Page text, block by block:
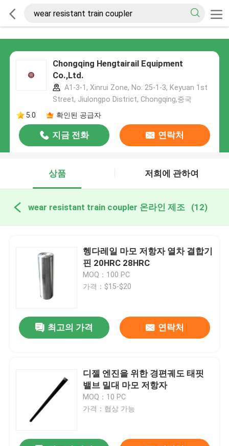
Chongqing Hengtairail Equipment
Co.,Ltd.
A1-3-1, Xinrui Zone, No. 25-1-3, Keyuan 1st
Street, Jiulongpo District, Chongqing,중국
5.0
확인된 공급자
지금 전화 연락처
상품 저희에 관하여
wear resistant train coupler 온라인 제조 (12)
헹다레일 마모 저항자 열차 결합기
핀 20HRC 28HRC
MOQ：100 PC
가격：$15-$20
최고의 가격 연락처
디젤 엔진을 위한 경편궤도 태핏
밸브 밀대 마모 저항자
MOQ：10 PC
가격：협상 가능